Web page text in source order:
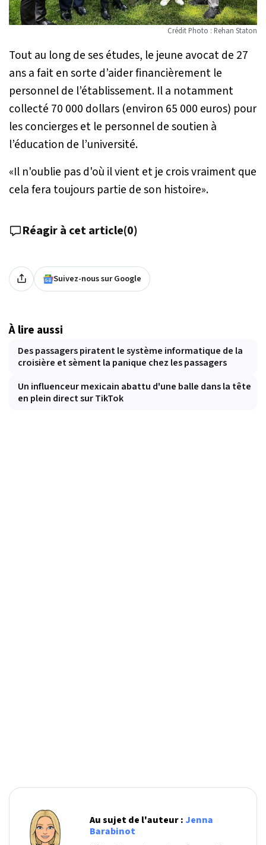
Crédit Photo : Rehan Staton
Tout au long de ses études, le jeune avocat de 27
ans a fait en sorte d’aider financièrement le
personnel de l’établissement. Il a notamment
collecté 70 000 dollars (environ 65 000 euros) pour
les concierges et le personnel de soutien à
l’éducation de l’université.
«Il n'oublie pas d'où il vient et je crois vraiment que
cela fera toujours partie de son histoire».
Réagir à cet article(0)
Suivez-nous sur Google
À lire aussi
Des passagers piratent le système informatique de la
croisière et sèment la panique chez les passagers
Un influenceur mexicain abattu d'une balle dans la tête
en plein direct sur TikTok
Au sujet de l'auteur : Jenna
Barabinot